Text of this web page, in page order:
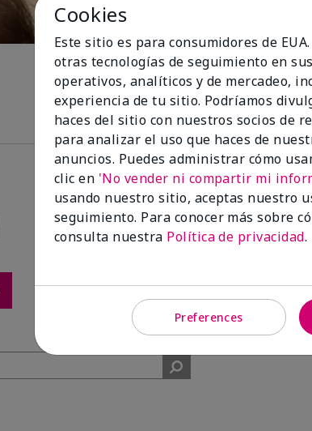
91%
amigo.
Cookies
Este sitio es para consumidores de
otras tecnologías de seguimiento en
operativos, analíticos y de mercadeo,
experiencia de tu sitio. Podríamos
haces del sitio con nuestros socios de
para analizar el uso que haces de
anuncios. Puedes administrar cómo
clic en 'No vender ni compartir mi
usando nuestro sitio, aceptas nuestro
seguimiento. Para conocer más sobre
consulta nuestra Política de privacidad.
Preferences